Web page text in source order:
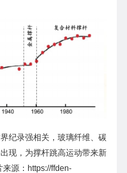
录强相关，玻璃纤维、碳
现，为撑杆跳高运动带来新
来源：https://ffden-